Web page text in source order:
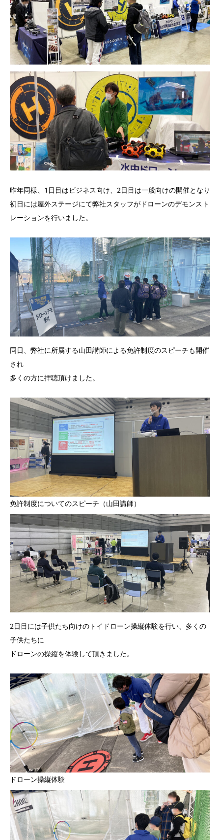
昨年同様、1日目はビジネス向け、2日目は一般向けの開催となり
初日には屋外ステージにて弊社スタッフがドローンのデモンスト
レーションを行いました。
同日、弊社に所属する山田講師による免許制度のスピーチも開催
され
多くの方に拝聴頂けました。
免許制度についてのスピーチ（山田講師）
2日目には子供たち向けのトイドローン操縦体験を行い、多くの
子供たちに
ドローンの操縦を体験して頂きました。
ドローン操縦体験